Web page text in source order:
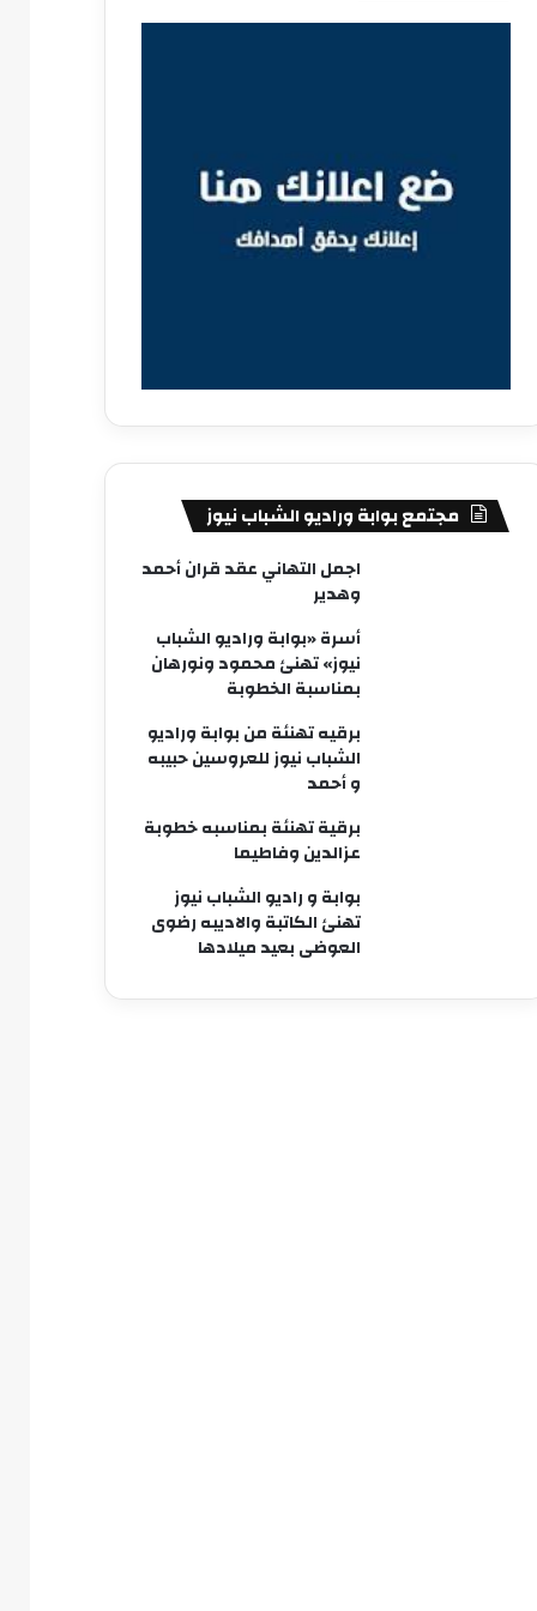
مجتمع بوابة وراديو الشباب نيوز
اجمل التهاني عقد قران أحمد
وهدير
أسرة «بوابة وراديو الشباب
نيوز» تهنئ محمود ونورهان
بمناسبة الخطوبة
برقيه تهنئة من بوابة وراديو
الشباب نيوز للعروسين حبيبه
و أحمد
برقية تهنئة بمناسبه خطوبة
عزالدين وفاطيما
بوابة و راديو الشباب نيوز
تهنئ الكاتبة والاديبه رضوى
العوضى بعيد ميلادها